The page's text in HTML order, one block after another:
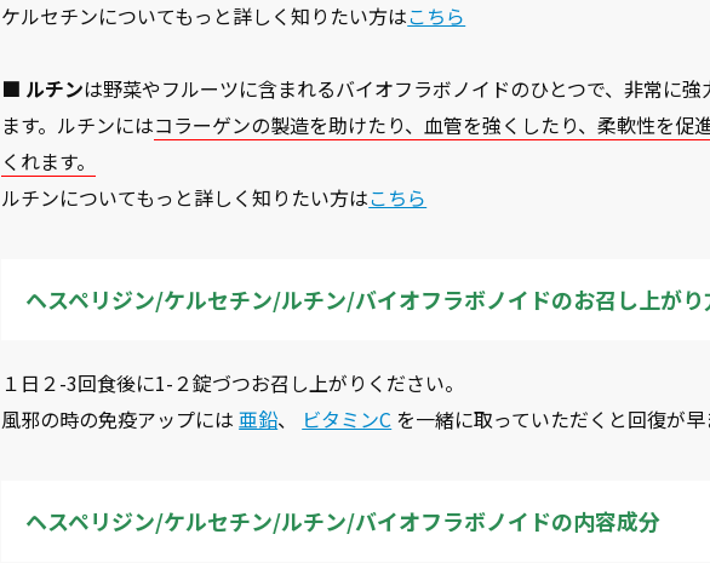
ケルセチンについてもっと詳しく知りたい方はこちら
■ ルチンは野菜やフルーツに含まれるバイオフラボノイドのひとつで、非常に
ます。ルチンにはコラーゲンの製造を助けたり、血管を強くしたり、柔軟性を促
くれます。
ルチンについてもっと詳しく知りたい方はこちら
ヘスペリジン/ケルセチン/ルチン/バイオフラボノイドのお召し上がり
１日２-3回食後に1-２錠づつお召し上がりください。
風邪の時の免疫アップには亜鉛、 ビタミンC を一緒に取っていただくと回復が早
ヘスペリジン/ケルセチン/ルチン/バイオフラボノイドの内容成分